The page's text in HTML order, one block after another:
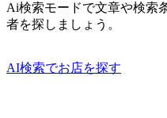
Ai検索モードで文章や検索
者を探しましょう。
AI検索でお店を探す